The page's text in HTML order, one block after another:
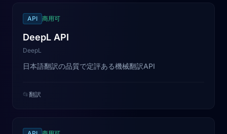
API 商用可
DeepL API
DeepL
日本語翻訳の品質で定評ある機械翻訳API
📂 翻訳